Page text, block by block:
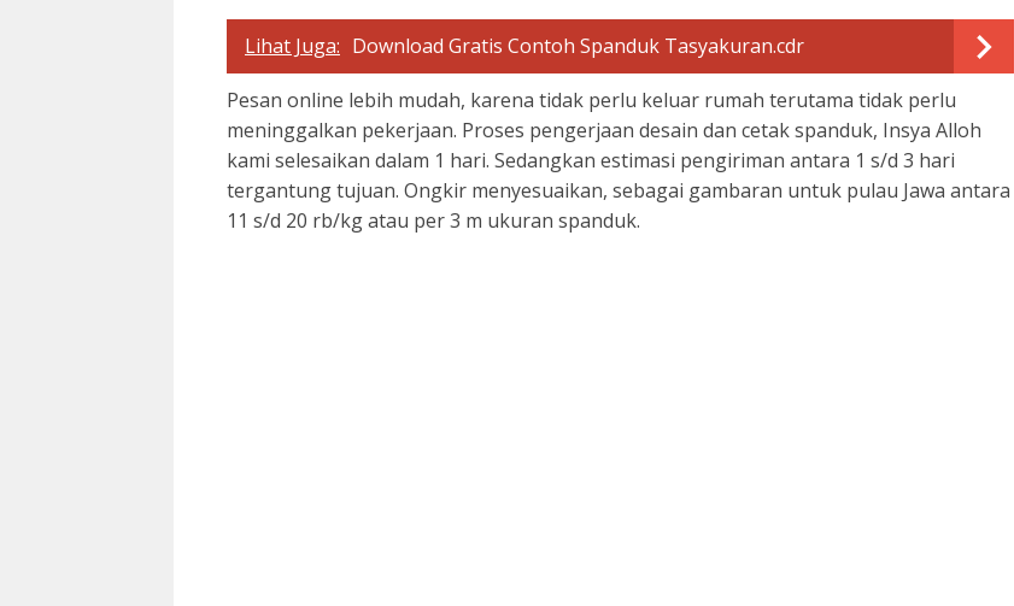
Lihat Juga: Download Gratis Contoh Spanduk Tasyakuran.cdr
Pesan online lebih mudah, karena tidak perlu keluar rumah terutama tidak perlu
meninggalkan pekerjaan. Proses pengerjaan desain dan cetak spanduk, Insya Alloh
kami selesaikan dalam 1 hari. Sedangkan estimasi pengiriman antara 1 s/d 3 hari
tergantung tujuan. Ongkir menyesuaikan, sebagai gambaran untuk pulau Jawa antara
11 s/d 20 rb/kg atau per 3 m ukuran spanduk.